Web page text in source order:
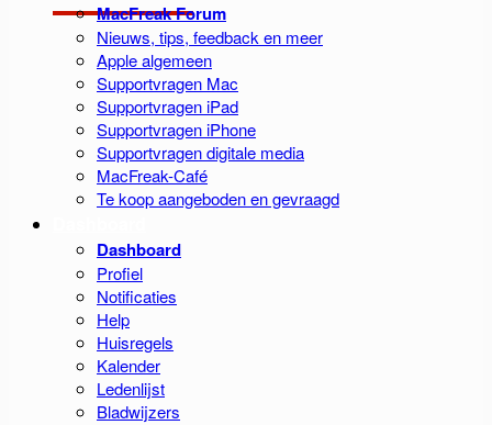
MacFreak Forum
Nieuws, tips, feedback en meer
Apple algemeen
Supportvragen Mac
Supportvragen iPad
Supportvragen iPhone
Supportvragen digitale media
MacFreak-Café
Te koop aangeboden en gevraagd
Dashboard
Profiel
Notificaties
Help
Huisregels
Kalender
Ledenlijst
Bladwijzers